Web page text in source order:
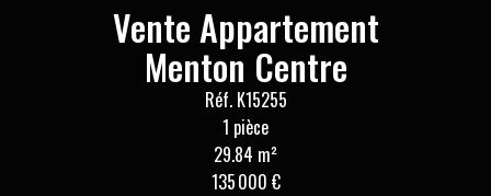
Vente Appartement
Menton Centre
Réf. K15255
1 pièce
29.84 m²
135 000 €